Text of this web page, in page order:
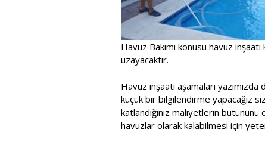
Havuz Bakımı konusu havuz
uzayacaktır.
Havuz inşaatı aşamaları
küçük bir bilgilendirme yapacağız
katlandığınız maliyetlerin
havuzlar olarak kalabilmesi için